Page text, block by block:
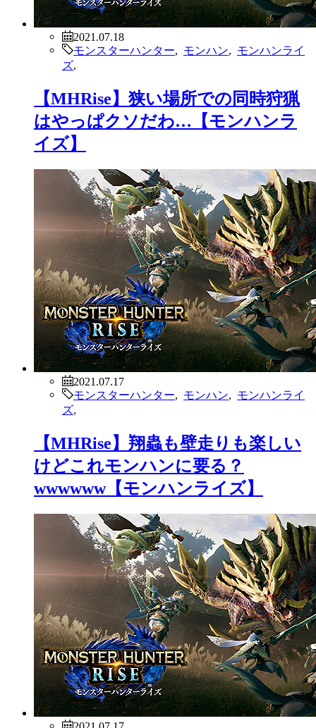
2021.07.18
モンスターハンター
モンハン
モンハンライ
ズ
【MHRise】狭い場所での同時狩猟
はやっぱクソだわ…【モンハンラ
イズ】
2021.07.17
モンスターハンター
モンハン
モンハンライ
ズ
【MHRise】翔蟲も壁走りも楽しい
けどこれモンハンに要る？
wwwwww【モンハンライズ】
2021.07.17